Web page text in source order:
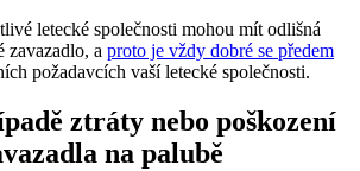
letecké společnosti mohou mít odlišná
zavazadlo, a proto je vždy dobré se předem
požadavcích vaší letecké společnosti.
ztráty nebo poškození
na palubě